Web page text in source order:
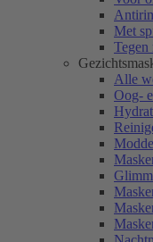
Met
Tegen
Alle
Oog-